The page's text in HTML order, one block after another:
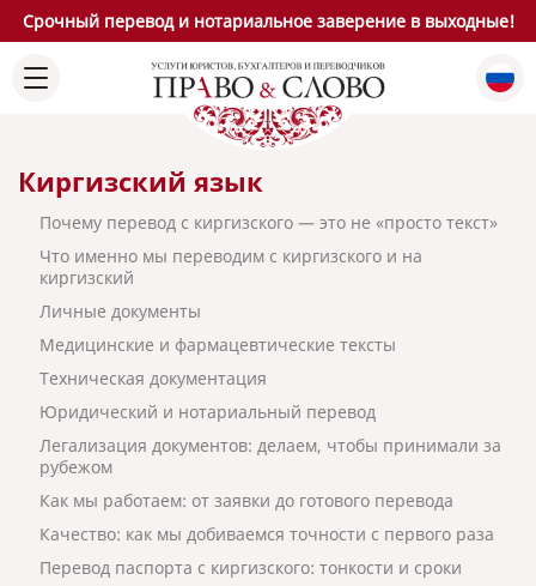
Срочный перевод и нотариальное заверение в выходные!
Киргизский язык
Почему перевод с киргизского — это не «просто текст»
Что именно мы переводим с киргизского и на
киргизский
Личные документы
Медицинские и фармацевтические тексты
Техническая документация
Юридический и нотариальный перевод
Легализация документов: делаем, чтобы принимали за
рубежом
Как мы работаем: от заявки до готового перевода
Качество: как мы добиваемся точности с первого раза
Перевод паспорта с киргизского: тонкости и сроки